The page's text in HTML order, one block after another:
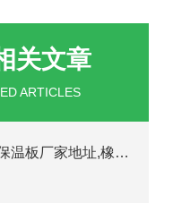
关文章
ARTICLES
防火海绵橡塑保温板厂家地址,橡塑批发商